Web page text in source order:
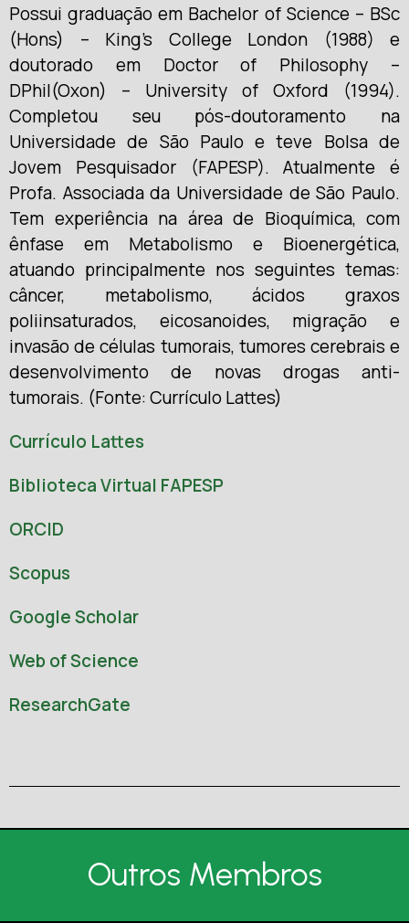
Possui graduação em Bachelor of Science – BSc
(Hons) – King’s College London (1988) e
doutorado em Doctor of Philosophy –
DPhil(Oxon) – University of Oxford (1994).
Completou seu pós-doutoramento na
Universidade de São Paulo e teve Bolsa de
Jovem Pesquisador (FAPESP). Atualmente é
Profa. Associada da Universidade de São Paulo.
Tem experiência na área de Bioquímica, com
ênfase em Metabolismo e Bioenergética,
atuando principalmente nos seguintes temas:
câncer, metabolismo, ácidos graxos
poliinsaturados, eicosanoides, migração e
invasão de células tumorais, tumores cerebrais e
desenvolvimento de novas drogas anti-
tumorais. (Fonte: Currículo Lattes)
Currículo Lattes
Biblioteca Virtual FAPESP
ORCID
Scopus
Google Scholar
Web of Science
ResearchGate
Outros Membros